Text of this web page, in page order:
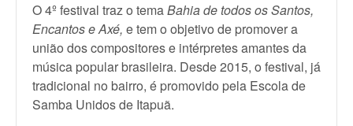
O 4º festival traz o temaBahia de todos os Santos,
Encantos e Axé, e tem o objetivo de promover a
união dos compositores e intérpretes amantes da
música popular brasileira. Desde 2015, o festival, já
tradicional no bairro, é promovido pela Escola de
Samba Unidos de Itapuã.